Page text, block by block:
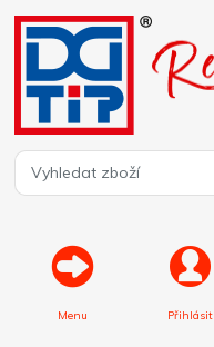
Menu Přihlásit